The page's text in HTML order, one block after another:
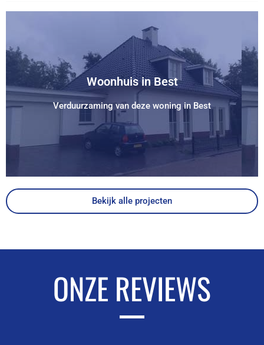
Woonhuis in Best
Verduurzaming van deze woning in Best
Woonhuis in Best
Een optimaal woongenot.
Bekijk Project
Bekijk alle projecten
ONZE REVIEWS